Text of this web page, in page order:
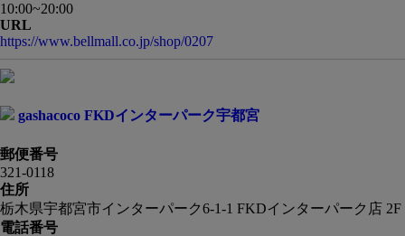
10:00~20:00
URL
https://www.bellmall.co.jp/shop/0207
gashacoco FKDインターパーク宇都宮
郵便番号
321-0118
住所
栃木県宇都宮市インターパーク6-1-1 FKDインターパーク店 2F
電話番号